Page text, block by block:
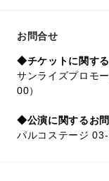
お問合せ
◆チケットに関す
サンライズプロモ
00）
◆公演に関するお
パルコステージ